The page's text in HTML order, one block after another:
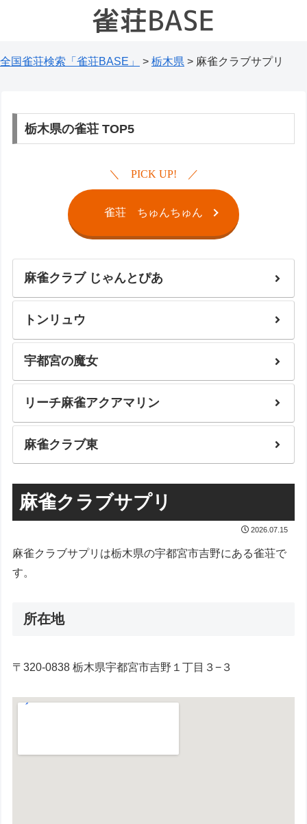
全国雀荘検索「雀荘BASE」 > 栃木県 > 麻雀クラブサプリ
栃木県の雀荘 TOP5
PICK UP!
雀荘 ちゅんちゅん
麻雀クラブ じゃんとぴあ
トンリュウ
宇都宮の魔女
リーチ麻雀アクアマリン
麻雀クラブ東
麻雀クラブサプリ
2026.07.15
麻雀クラブサプリは栃木県の宇都宮市吉野にある雀荘で
す。
所在地
〒320-0838 栃木県宇都宮市吉野１丁目３−３